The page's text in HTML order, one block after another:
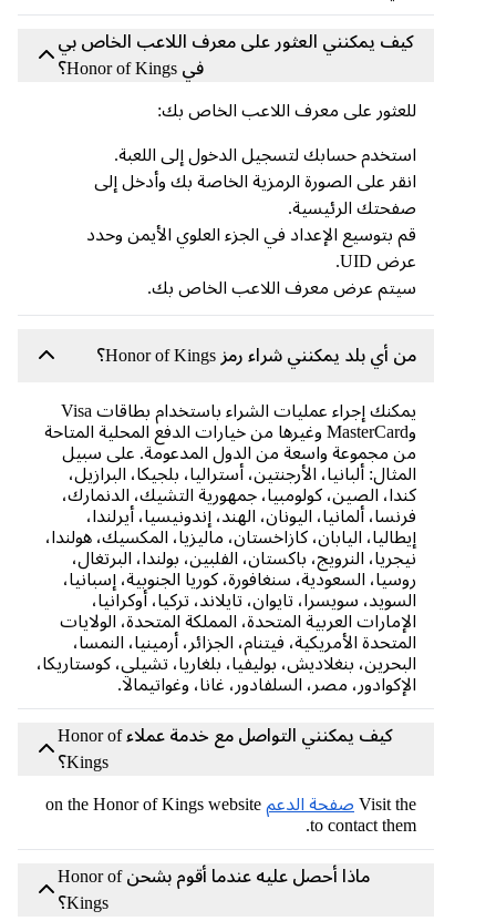
كيف يمكنني العثور على معرف اللاعب الخاص بي
للعثور على معرف اللاعب الخاص بك:
استخدم حسابك لتسجيل الدخول إلى اللعبة.
انقر على الصورة الرمزية الخاصة بك وأدخل إلى
صفحتك الرئيسية.
قم بتوسيع الإعداد في الجزء العلوي الأيمن وحدد
سيتم عرض معرف اللاعب الخاص بك.
من أي بلد يمكنني شراء رمز Honor of Kings؟
يمكنك إجراء عمليات الشراء باستخدام بطاقات Visa
وMasterCard وغيرها من خيارات الدفع المحلية المتاحة
من مجموعة واسعة من الدول المدعومة. على سبيل
المثال: ألبانيا، الأرجنتين، أستراليا، بلجيكا، البرازيل،
كندا، الصين، كولومبيا، جمهورية التشيك، الدنمارك،
فرنسا، ألمانيا، اليونان، الهند، إندونيسيا، أيرلندا،
إيطاليا، اليابان، كازاخستان، ماليزيا، المكسيك، هولندا،
نيجريا، النرويج، باكستان، الفلبين، بولندا، البرتغال،
روسيا، السعودية، سنغافورة، كوريا الجنوبية، إسبانيا،
السويد، سويسرا، تايوان، تايلاند، تركيا، أوكرانيا،
الإمارات العربية المتحدة، المملكة المتحدة، الولايات
المتحدة الأمريكية، فيتنام، الجزائر، أرمينيا، النمسا،
البحرين، بنغلاديش، بوليفيا، بلغاريا، تشيلي، كوستاريكا،
الإكوادور، مصر، السلفادور، غانا، وغواتيمالا.
كيف يمكنني التواصل مع خدمة عملاء Honor of
Visit the صفحة الدعم on the Honor of Kings website
to contact them.
ماذا أحصل عليه عندما أقوم بشحن Honor of